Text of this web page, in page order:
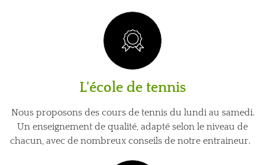
L'école de tennis
Nous proposons des cours de tennis du lundi au samedi.
Un enseignement de qualité, adapté selon le niveau de
chacun, avec de nombreux conseils de notre entraineur.